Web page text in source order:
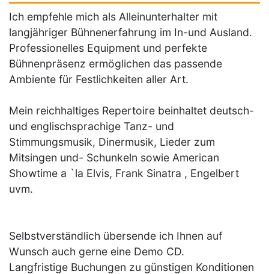
Ich empfehle mich als Alleinunterhalter mit
langjähriger Bühnenerfahrung im In-und Ausland.
Professionelles Equipment und perfekte
Bühnenpräsenz ermöglichen das passende
Ambiente für Festlichkeiten aller Art.
Mein reichhaltiges Repertoire beinhaltet deutsch-
und englischsprachige Tanz- und
Stimmungsmusik, Dinermusik, Lieder zum
Mitsingen und- Schunkeln sowie American
Showtime a `la Elvis, Frank Sinatra , Engelbert
uvm.
Selbstverständlich übersende ich Ihnen auf
Wunsch auch gerne eine Demo CD.
Langfristige Buchungen zu günstigen Konditionen